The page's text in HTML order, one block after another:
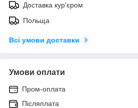
Доставка кур'єром
Польща
Всі умови доставки
Умови оплати
Пром-оплата
Післяплата